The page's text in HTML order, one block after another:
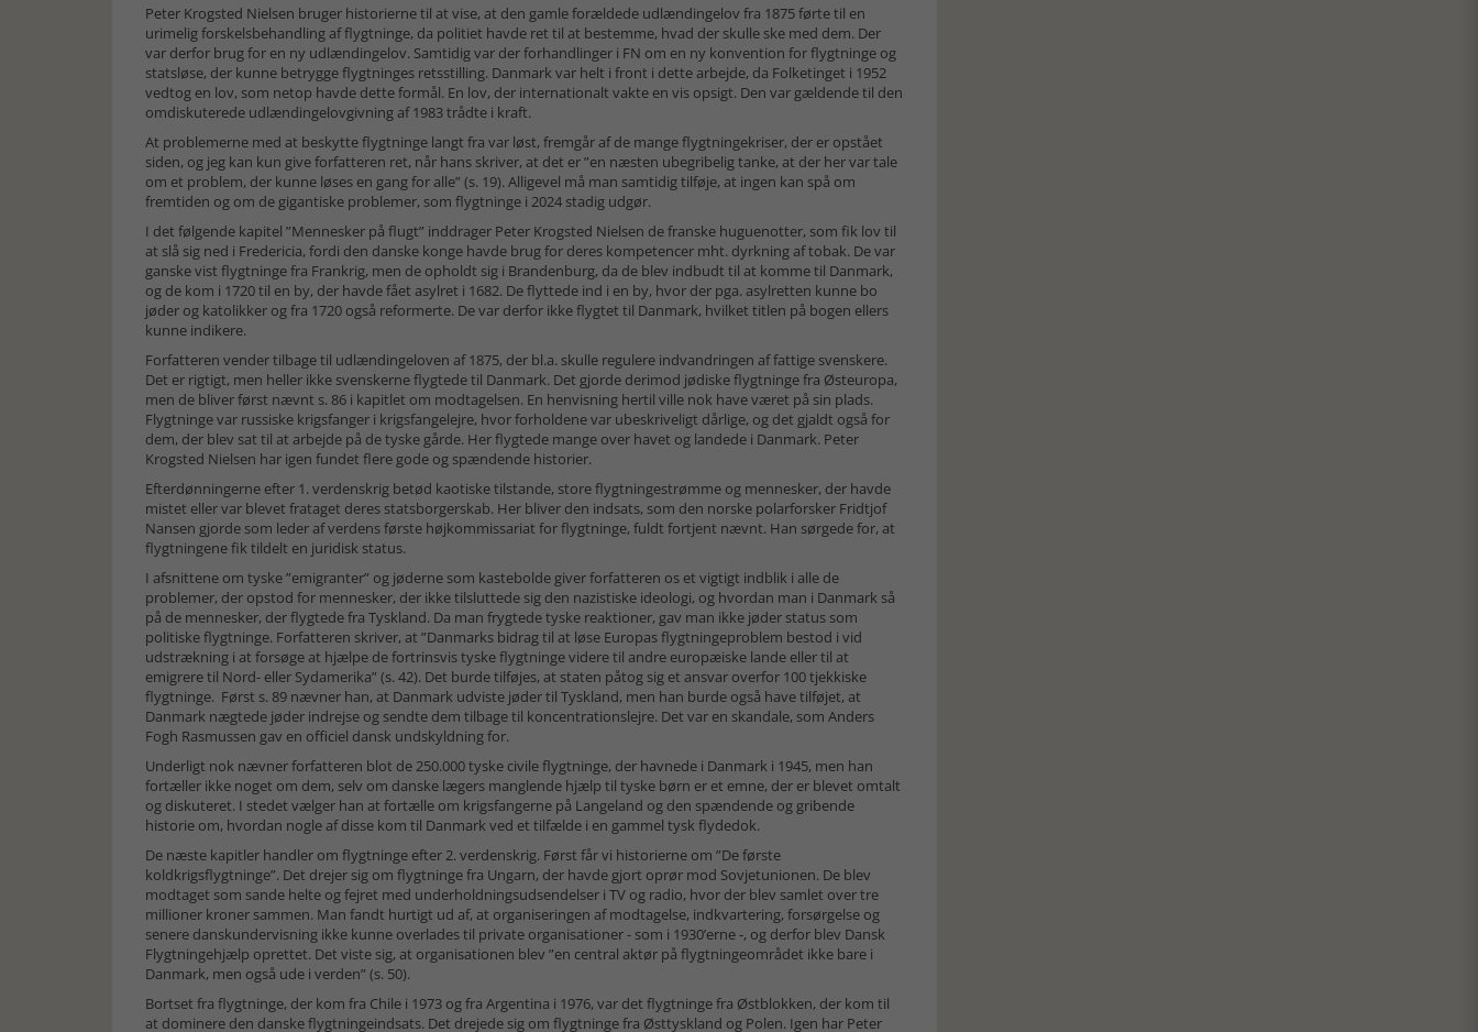
Peter Krogsted Nielsen bruger historierne til at vise, at den gamle forældede udlændingelov fra 1875 førte til en
urimelig forskelsbehandling af flygtninge, da politiet havde ret til at bestemme, hvad der skulle ske med dem. Der
var derfor brug for en ny udlændingelov. Samtidig var der forhandlinger i FN om en ny konvention for flygtninge og
statsløse, der kunne betrygge flygtninges retsstilling. Danmark var helt i front i dette arbejde, da Folketinget i 1952
vedtog en lov, som netop havde dette formål. En lov, der internationalt vakte en vis opsigt. Den var gældende til den
omdiskuterede udlændingelovgivning af 1983 trådte i kraft.
At problemerne med at beskytte flygtninge langt fra var løst, fremgår af de mange flygtningekriser, der er opstået
siden, og jeg kan kun give forfatteren ret, når hans skriver, at det er ”en næsten ubegribelig tanke, at der her var tale
om et problem, der kunne løses en gang for alle” (s. 19). Alligevel må man samtidig tilføje, at ingen kan spå om
fremtiden og om de gigantiske problemer, som flygtninge i 2024 stadig udgør.
I det følgende kapitel ”Mennesker på flugt” inddrager Peter Krogsted Nielsen de franske huguenotter, som fik lov til
at slå sig ned i Fredericia, fordi den danske konge havde brug for deres kompetencer mht. dyrkning af tobak. De var
ganske vist flygtninge fra Frankrig, men de opholdt sig i Brandenburg, da de blev indbudt til at komme til Danmark,
og de kom i 1720 til en by, der havde fået asylret i 1682. De flyttede ind i en by, hvor der pga. asylretten kunne bo
jøder og katolikker og fra 1720 også reformerte. De var derfor ikke flygtet til Danmark, hvilket titlen på bogen ellers
kunne indikere.
Forfatteren vender tilbage til udlændingeloven af 1875, der bl.a. skulle regulere indvandringen af fattige svenskere.
Det er rigtigt, men heller ikke svenskerne flygtede til Danmark. Det gjorde derimod jødiske flygtninge fra Østeuropa,
men de bliver først nævnt s. 86 i kapitlet om modtagelsen. En henvisning hertil ville nok have været på sin plads.
Flygtninge var russiske krigsfanger i krigsfangelejre, hvor forholdene var ubeskriveligt dårlige, og det gjaldt også for
dem, der blev sat til at arbejde på de tyske gårde. Her flygtede mange over havet og landede i Danmark. Peter
Krogsted Nielsen har igen fundet flere gode og spændende historier.
Efterdønningerne efter 1. verdenskrig betød kaotiske tilstande, store flygtningestrømme og mennesker, der havde
mistet eller var blevet frataget deres statsborgerskab. Her bliver den indsats, som den norske polarforsker Fridtjof
Nansen gjorde som leder af verdens første højkommissariat for flygtninge, fuldt fortjent nævnt. Han sørgede for, at
flygtningene fik tildelt en juridisk status.
I afsnittene om tyske ”emigranter” og jøderne som kastebolde giver forfatteren os et vigtigt indblik i alle de
problemer, der opstod for mennesker, der ikke tilsluttede sig den nazistiske ideologi, og hvordan man i Danmark så
på de mennesker, der flygtede fra Tyskland. Da man frygtede tyske reaktioner, gav man ikke jøder status som
politiske flygtninge. Forfatteren skriver, at ”Danmarks bidrag til at løse Europas flygtningeproblem bestod i vid
udstrækning i at forsøge at hjælpe de fortrinsvis tyske flygtninge videre til andre europæiske lande eller til at
emigrere til Nord- eller Sydamerika” (s. 42). Det burde tilføjes, at staten påtog sig et ansvar overfor 100 tjekkiske
flygtninge. Først s. 89 nævner han, at Danmark udviste jøder til Tyskland, men han burde også have tilføjet, at
Danmark nægtede jøder indrejse og sendte dem tilbage til koncentrationslejre. Det var en skandale, som Anders
Fogh Rasmussen gav en officiel dansk undskyldning for.
Underligt nok nævner forfatteren blot de 250.000 tyske civile flygtninge, der havnede i Danmark i 1945, men han
fortæller ikke noget om dem, selv om danske lægers manglende hjælp til tyske børn er et emne, der er blevet omtalt
og diskuteret. I stedet vælger han at fortælle om krigsfangerne på Langeland og den spændende og gribende
historie om, hvordan nogle af disse kom til Danmark ved et tilfælde i en gammel tysk flydedok.
De næste kapitler handler om flygtninge efter 2. verdenskrig. Først får vi historierne om ”De første
koldkrigsflygtninge”. Det drejer sig om flygtninge fra Ungarn, der havde gjort oprør mod Sovjetunionen. De blev
modtaget som sande helte og fejret med underholdningsudsendelser i TV og radio, hvor der blev samlet over tre
millioner kroner sammen. Man fandt hurtigt ud af, at organiseringen af modtagelse, indkvartering, forsørgelse og
senere danskundervisning ikke kunne overlades til private organisationer - som i 1930’erne -, og derfor blev Dansk
Flygtningehjælp oprettet. Det viste sig, at organisationen blev ”en central aktør på flygtningeområdet ikke bare i
Danmark, men også ude i verden” (s. 50).
Bortset fra flygtninge, der kom fra Chile i 1973 og fra Argentina i 1976, var det flygtninge fra Østblokken, der kom til
at dominere den danske flygtningeindsats. Det drejede sig om flygtninge fra Østtyskland og Polen. Igen har Peter